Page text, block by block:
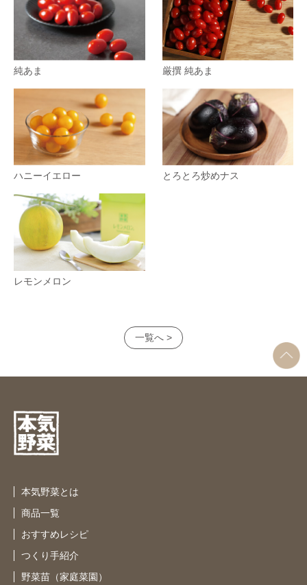
純あま 厳撰 純あま
ハニーイエロー とろとろ炒めナス
レモンメロン
一覧へ >
本気野菜とは
商品一覧
おすすめレシピ
つくり手紹介
野菜苗（家庭菜園）